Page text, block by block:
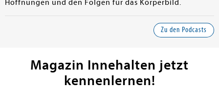
Hoffnungen und den Folgen für das Körperbild.
Zu den Podcasts
Magazin Innehalten jetzt
kennenlernen!